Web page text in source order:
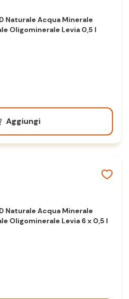
Naturale Acqua Minerale
Oligominerale Levia 0,5 l
Aggiungi
Naturale Acqua Minerale
Oligominerale Levia 6 x 0,5 l